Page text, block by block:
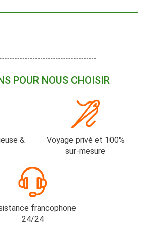
POUR NOUS CHOISIR
&
Voyage privé et 100%
sur-mesure
francophone
24/24